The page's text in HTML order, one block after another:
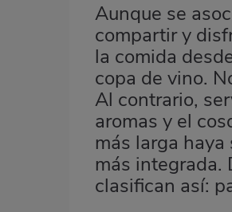
Aunque se
compartir y
la comida
copa de vino.
Al contrario,
aromas y el
más larga
más integrada.
clasifican así: